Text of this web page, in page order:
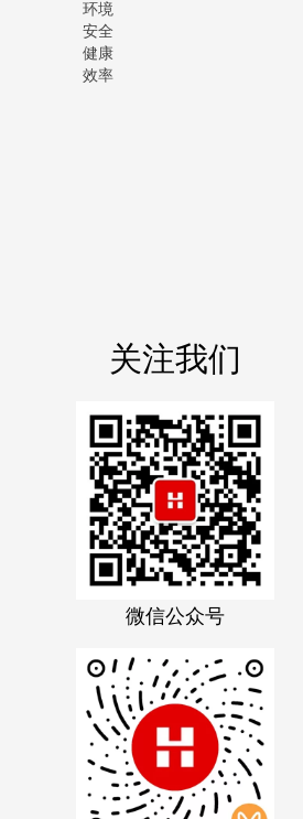
环境
安全
健康
效率
关注我们
微信公众号